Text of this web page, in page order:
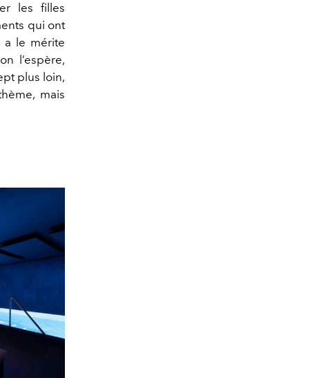
les filles
qui ont
a le mérite
l’espère,
plus loin,
mais